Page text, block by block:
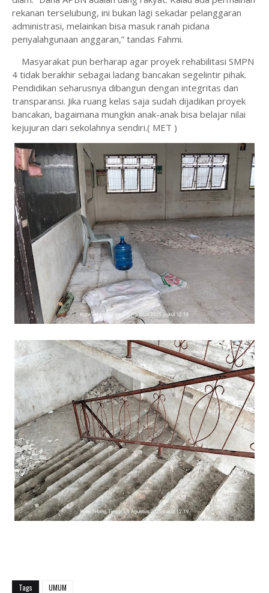
rekanan terselubung, ini bukan lagi sekadar pelanggaran
administrasi, melainkan bisa masuk ranah pidana
penyalahgunaan anggaran,” tandas Fahmi.
Masyarakat pun berharap agar proyek rehabilitasi SMPN
4 tidak berakhir sebagai ladang bancakan segelintir pihak.
Pendidikan seharusnya dibangun dengan integritas dan
transparansi. Jika ruang kelas saja sudah dijadikan proyek
bancakan, bagaimana mungkin anak-anak bisa belajar nilai
kejujuran dari sekolahnya sendiri.( MET )
Tags UMUM